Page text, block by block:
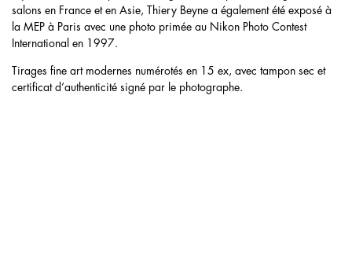
salons en France et en Asie, Thiery Beyne a également été exposé à
la MEP à Paris avec une photo primée au Nikon Photo Contest
International en 1997.
Tirages fine art modernes numérotés en 15 ex, avec tampon sec et
certificat d’authenticité signé par le photographe.